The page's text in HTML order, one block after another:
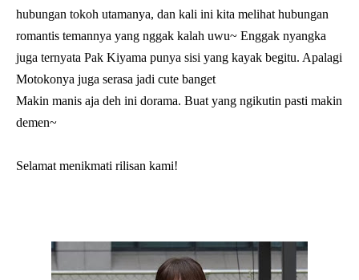
hubungan tokoh utamanya, dan kali ini kita melihat hubungan
romantis temannya yang nggak kalah uwu~ Enggak nyangka
juga ternyata Pak Kiyama punya sisi yang kayak begitu. Apalagi
Motokonya juga serasa jadi cute banget
Makin manis aja deh ini dorama. Buat yang ngikutin pasti makin
demen~
Selamat menikmati rilisan kami!